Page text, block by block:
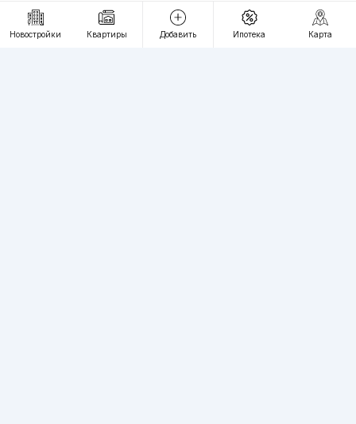
Новостройки Квартиры Добавить Ипотека Карта
RU UZ